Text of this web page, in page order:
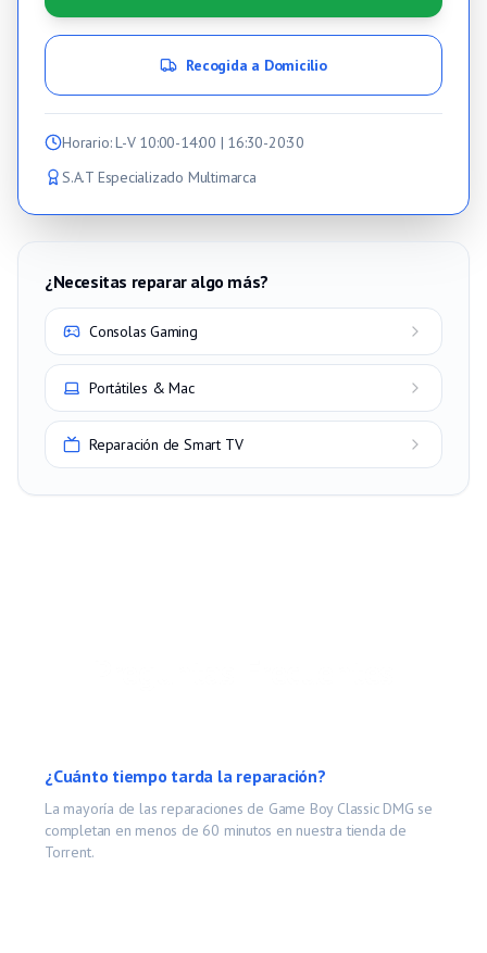
Recogida a Domicilio
Horario: L-V 10:00-14:00 | 16:30-20:30
S.A.T Especializado Multimarca
¿Necesitas reparar algo más?
Consolas Gaming
Portátiles & Mac
Reparación de Smart TV
¿Cuánto tiempo tarda la reparación?
La mayoría de las reparaciones de Game Boy Classic DMG se
completan en menos de 60 minutos en nuestra tienda de
Torrent.